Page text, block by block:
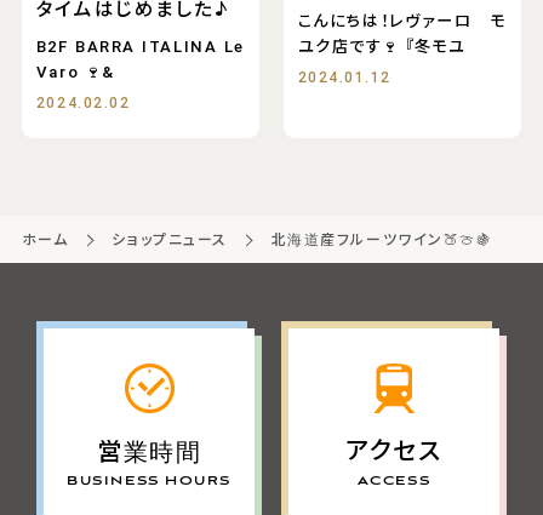
タイムはじめました♪
B2F BARRA ITALINA Le
Varo 🍷&
2024.02.02
こんにちは！レヴァーロ モ
ユク店です🍷 『冬モユ
2024.01.12
ホーム ショップニュース 北海道産フルーツワイン🍑🍈🍇
営業時間
BUSINESS HOURS
アクセス
ACCESS